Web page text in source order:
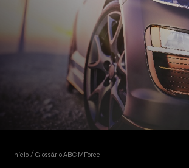
Início Glossário ABC MForce